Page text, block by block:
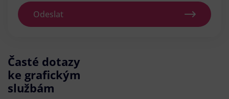
Odeslat
Časté dotazy
ke grafickým
službám